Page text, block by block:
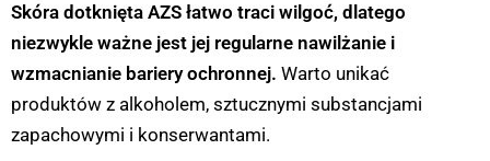
Skóra dotknięta AZS łatwo traci wilgoć, dlatego
niezwykle ważne jest jej regularne nawilżanie i
wzmacnianie bariery ochronnej.Warto unikać
produktów z alkoholem, sztucznymi substancjami
zapachowymi i konserwantami.